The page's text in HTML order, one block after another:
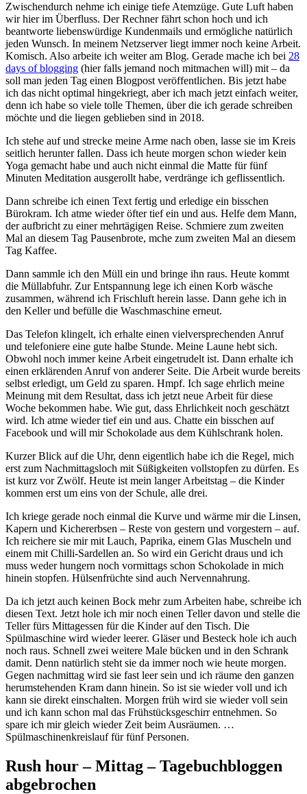
Zwischendurch nehme ich einige tiefe Atemzüge. Gute Luft haben
wir hier im Überfluss. Der Rechner fährt schon hoch und ich
beantworte liebenswürdige Kundenmails und ermögliche natürlich
jeden Wunsch. In meinem Netzserver liegt immer noch keine Arbeit.
Komisch. Also arbeite ich weiter am Blog. Gerade mache ich bei 28
days of blogging (hier falls jemand noch mitmachen will) mit – da
soll man jeden Tag einen Blogpost veröffentlichen. Bis jetzt habe
ich das nicht optimal hingekriegt, aber ich mach jetzt einfach weiter,
denn ich habe so viele tolle Themen, über die ich gerade schreiben
möchte und die liegen geblieben sind in 2018.
Ich stehe auf und strecke meine Arme nach oben, lasse sie im Kreis
seitlich herunter fallen. Dass ich heute morgen schon wieder kein
Yoga gemacht habe und auch nicht einmal die Matte für fünf
Minuten Meditation ausgerollt habe, verdränge ich geflissentlich.
Dann schreibe ich einen Text fertig und erledige ein bisschen
Bürokram. Ich atme wieder öfter tief ein und aus. Helfe dem Mann,
der aufbricht zu einer mehrtägigen Reise. Schmiere zum zweiten
Mal an diesem Tag Pausenbrote, mche zum zweiten Mal an diesem
Tag Kaffee.
Dann sammle ich den Müll ein und bringe ihn raus. Heute kommt
die Müllabfuhr. Zur Entspannung lege ich einen Korb wäsche
zusammen, während ich Frischluft herein lasse. Dann gehe ich in
den Keller und befülle die Waschmaschine erneut.
Das Telefon klingelt, ich erhalte einen vielversprechenden Anruf
und telefoniere eine gute halbe Stunde. Meine Laune hebt sich.
Obwohl noch immer keine Arbeit eingetrudelt ist. Dann erhalte ich
einen erklärenden Anruf von anderer Seite. Die Arbeit wurde bereits
selbst erledigt, um Geld zu sparen. Hmpf. Ich sage ehrlich meine
Meinung mit dem Resultat, dass ich jetzt neue Arbeit für diese
Woche bekommen habe. Wie gut, dass Ehrlichkeit noch geschätzt
wird. Ich atme wieder tief ein und aus. Chatte ein bisschen auf
Facebook und will mir Schokolade aus dem Kühlschrank holen.
Kurzer Blick auf die Uhr, denn eigentlich habe ich die Regel, mich
erst zum Nachmittagsloch mit Süßigkeiten vollstopfen zu dürfen. Es
ist kurz vor Zwölf. Heute ist mein langer Arbeitstag – die Kinder
kommen erst um eins von der Schule, alle drei.
Ich kriege gerade noch einmal die Kurve und wärme mir die Linsen,
Kapern und Kichererbsen – Reste von gestern und vorgestern – auf.
Ich reichere sie mir mit Lauch, Paprika, einem Glas Muscheln und
einem mit Chilli-Sardellen an. So wird ein Gericht draus und ich
muss weder hungern noch vormittags schon Schokolade in mich
hinein stopfen. Hülsenfrüchte sind auch Nervennahrung.
Da ich jetzt auch keinen Bock mehr zum Arbeiten habe, schreibe ich
diesen Text. Jetzt hole ich mir noch einen Teller davon und stelle die
Teller fürs Mittagessen für die Kinder auf den Tisch. Die
Spülmaschine wird wieder leerer. Gläser und Besteck hole ich auch
noch raus. Schnell zwei weitere Male bücken und in den Schrank
damit. Denn natürlich steht sie da immer noch wie heute morgen.
Gegen nachmittag wird sie fast leer sein und ich räume den ganzen
herumstehenden Kram dann hinein. So ist sie wieder voll und ich
kann sie direkt einschalten. Morgen früh wird sie wieder voll sein
und ich kann schon mal das Frühstücksgeschirr entnehmen. So
spare ich mir gleich wieder Zeit beim Ausräumen. …
Spülmaschinenkreislauf für fünf Personen.
Rush hour – Mittag – Tagebuchbloggen
abgebrochen